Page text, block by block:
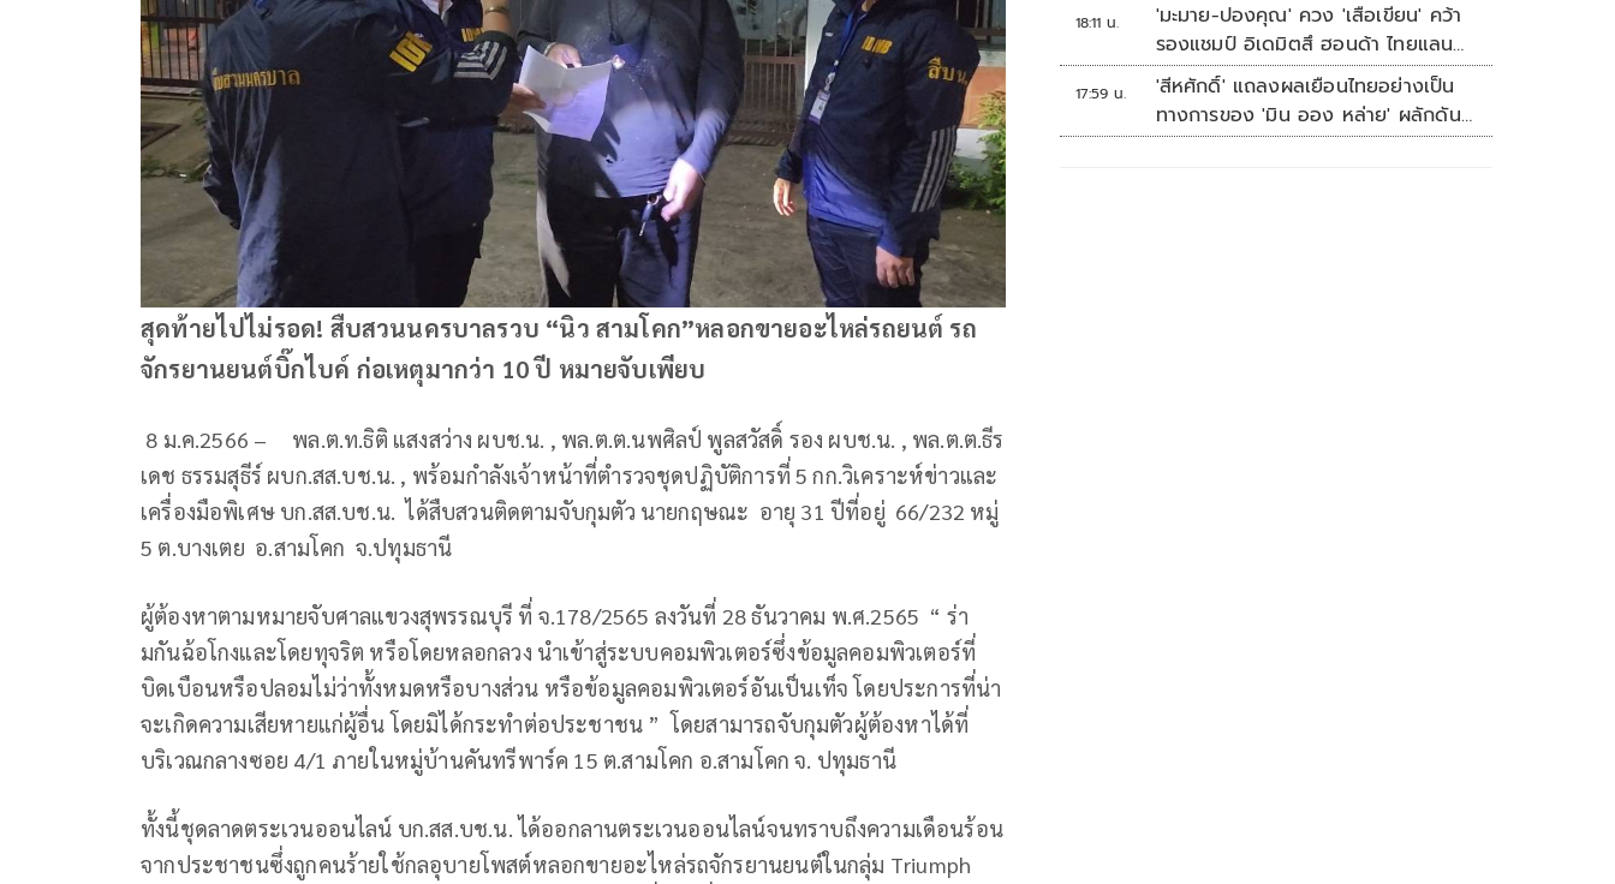
สุดท้ายไปไม่รอด! สืบสวนนครบาลรวบ “นิว สามโคก”หลอกขายอะไหล่รถยนต์ รถ
จักรยานยนต์บิ๊กไบค์ ก่อเหตุมากว่า 10 ปี หมายจับเพียบ
8 ม.ค.2566 – พล.ต.ท.ธิติ แสงสว่าง ผบช.น. , พล.ต.ต.นพศิลป์ พูลสวัสดิ์ รอง ผบช.น. , พล.ต.ต.ธีร
เดช ธรรมสุธีร์ ผบก.สส.บช.น. , พร้อมกำลังเจ้าหน้าที่ตำรวจชุดปฏิบัติการที่ 5 กก.วิเคราะห์ข่าวและ
เครื่องมือพิเศษ บก.สส.บช.น. ได้สืบสวนติดตามจับกุมตัว นายกฤษณะ อายุ 31 ปีที่อยู่ 66/232 หมู่
5 ต.บางเตย อ.สามโคก จ.ปทุมธานี
ผู้ต้องหาตามหมายจับศาลแขวงสุพรรณบุรี ที่ จ.178/2565 ลงวันที่ 28 ธันวาคม พ.ศ.2565 “ ร่า
มกันฉ้อโกงและโดยทุจริต หรือโดยหลอกลวง นำเข้าสู่ระบบคอมพิวเตอร์ซึ่งข้อมูลคอมพิวเตอร์ที่
บิดเบือนหรือปลอมไม่ว่าทั้งหมดหรือบางส่วน หรือข้อมูลคอมพิวเตอร์อันเป็นเท็จ โดยประการที่น่า
จะเกิดความเสียหายแก่ผู้อื่น โดยมิได้กระทำต่อประชาชน ” โดยสามารถจับกุมตัวผู้ต้องหาได้ที่
บริเวณกลางซอย 4/1 ภายในหมู่บ้านคันทรีพาร์ค 15 ต.สามโคก อ.สามโคก จ. ปทุมธานี
ทั้งนี้ชุดลาดตระเวนออนไลน์ บก.สส.บช.น. ได้ออกลานตระเวนออนไลน์จนทราบถึงความเดือนร้อน
จากประชาชนซึ่งถูกคนร้ายใช้กลอุบายโพสต์หลอกขายอะไหล่รถจักรยานยนต์ในกลุ่ม Triumph
18:11 น.
'มะมาย-ปองคุณ' ควง 'เสือเขียน' คว้า
รองแชมป์ อิเดมิตสึ ฮอนด้า ไทยแลนด์
ทาเลนต์ คัพ สนาม 3
17:59 น.
'สีหศักดิ์' แถลงผลเยือนไทยอย่างเป็น
ทางการของ 'มิน ออง หล่าย' ผลักดัน
เมียนมากลับสู่อาเซียน